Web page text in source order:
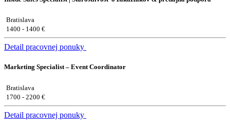
Bratislava
1400 - 1400 €
Detail pracovnej ponuky
Marketing Specialist – Event Coordinator
Bratislava
1700 - 2200 €
Detail pracovnej ponuky